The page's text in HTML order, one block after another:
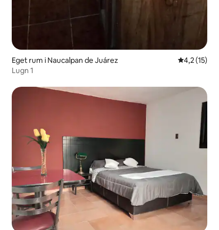
Eget rum i Naucalpan de Juárez 4,2 av 5 i
4,2 (15)
Lugn 1